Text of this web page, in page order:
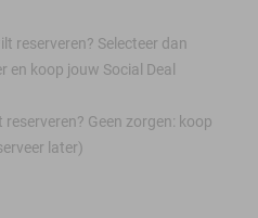
reserveren? Selecteer dan
en koop jouw Social Deal
Geen zorgen: koop
later)